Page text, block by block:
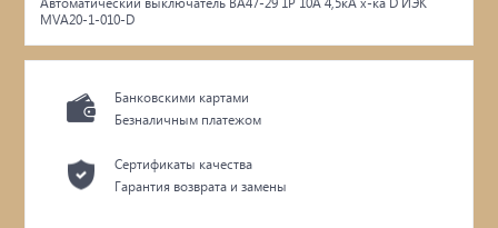
MVA20-1-010-D
Банковскими картами
Безналичным платежом
Сертификаты качества
Гарантия возврата и замены